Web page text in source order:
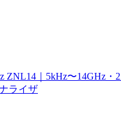
ZNL14｜5kHz〜14GHz・
ライザ